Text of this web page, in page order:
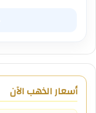
أسعار الذهب الآن